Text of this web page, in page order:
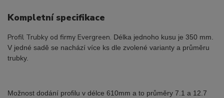
Kompletní specifikace
Profil Trubky od firmy Evergreen. Délka jednoho kusu je 350 mm.
V jedné sadě se nachází více ks dle zvolené varianty a průměru
trubky.
Možnost dodání profilu v délce 610mm a to průměry 7.1 a 12.7